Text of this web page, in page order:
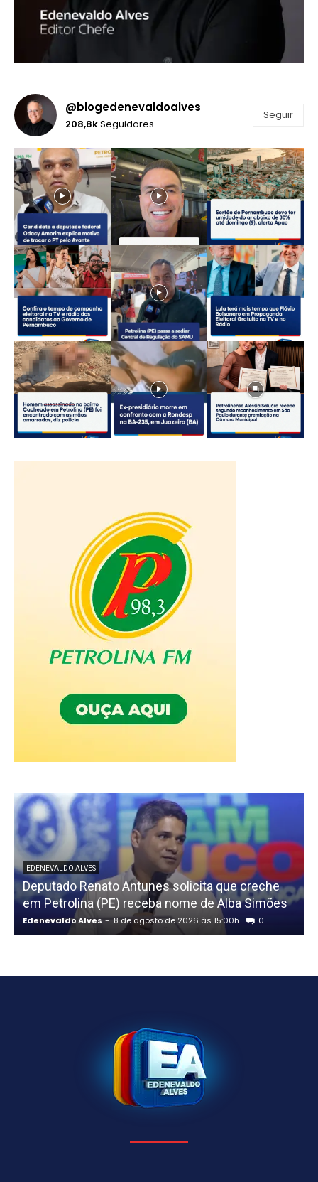
@blogedenevaldoalves
208,8kSeguidores
Seguir
EDENEVALDO ALVES
Deputado Renato Antunes solicita que creche
em Petrolina (PE) receba nome de Alba Simões
Edenevaldo Alves - 8 de agosto de 2026 às 15:00h 0